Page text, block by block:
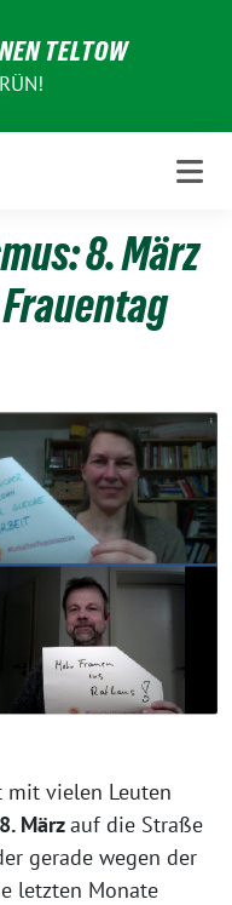
TELTOW
8. März
mit vielen Leuten
Märzauf die Straße
gerade wegen der
letzten Monate